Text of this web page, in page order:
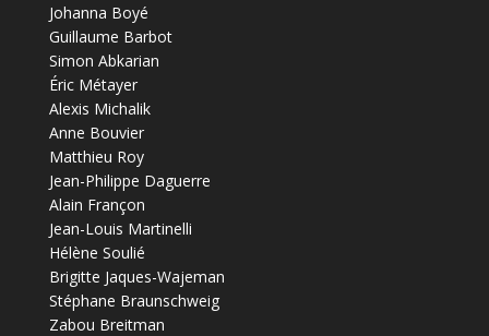
Johanna Boyé
Guillaume Barbot
Simon Abkarian
Éric Métayer
Alexis Michalik
Anne Bouvier
Matthieu Roy
Jean-Philippe Daguerre
Alain Françon
Jean-Louis Martinelli
Hélène Soulié
Brigitte Jaques-Wajeman
Stéphane Braunschweig
Zabou Breitman